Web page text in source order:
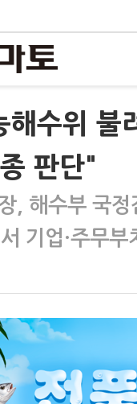
해수위 불
판단"
, 해수부 국정
기업·주무